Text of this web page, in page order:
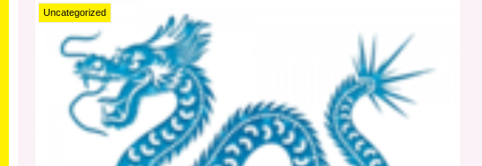
Uncategorized